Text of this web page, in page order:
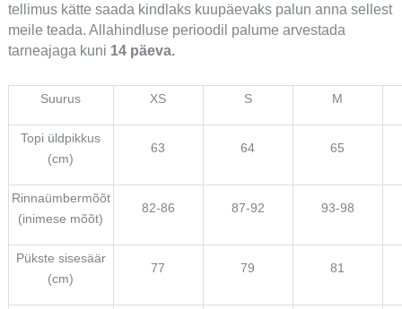
tellimus kätte saada kindlaks kuupäevaks palun anna sellest
meile teada. Allahindluse perioodil palume arvestada
tarneajaga kuni 14 päeva.
Suurus XS S M
Topi üldpikkus
(cm)
63 64 65
Rinnaümbermõõt
(inimese mõõt)
82-86 87-92 93-98
Pükste sisesäär
(cm)
77 79 81